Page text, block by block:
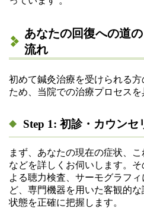
あなたの回復への道
流れ
初めて鍼灸治療を受けられる
ため、当院での治療プロセスを
Step 1: 初診・カウンセ
まず、あなたの現在の症状、
などを詳しくお伺いします。
よる聴力検査、サーモグラフ
ど、専門機器を用いた客観的
状態を正確に把握します。